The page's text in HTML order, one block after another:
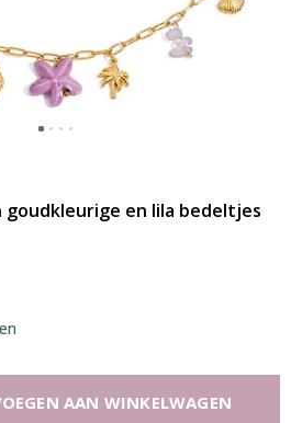
goudkleurige en lila bedeltjes
AAN WINKELWAGEN